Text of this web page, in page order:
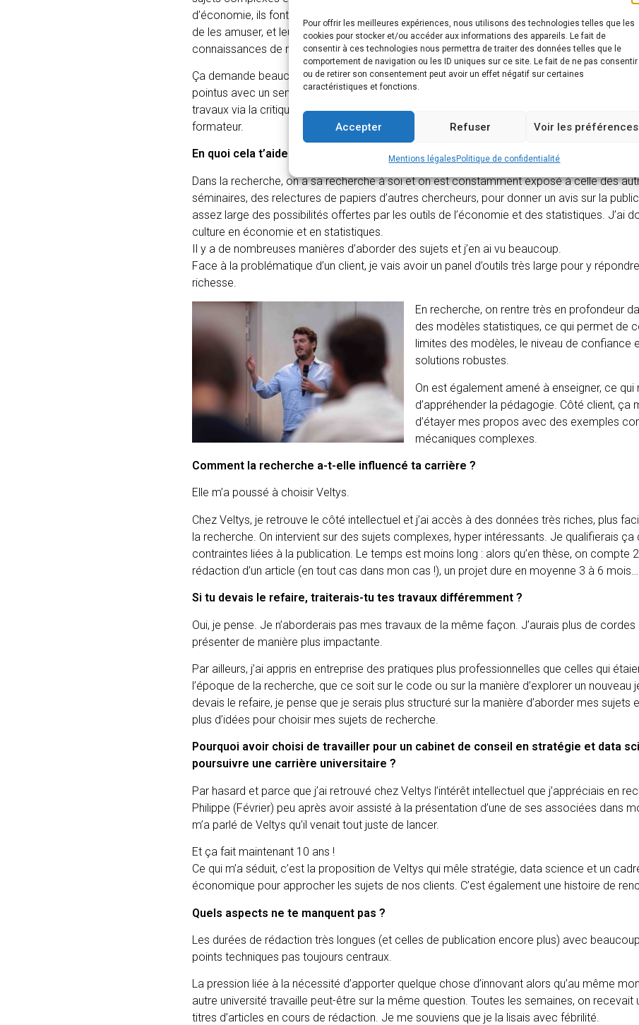
Pour offrir les meilleures expériences, nous utilisons des technologies telles que les
cookies pour stocker et/ou accéder aux informations des appareils. Le fait de
consentir à ces technologies nous permettra de traiter des données telles que le
comportement de navigation ou les ID uniques sur ce site. Le fait de ne pas consentir
ou de retirer son consentement peut avoir un effet négatif sur certaines
caractéristiques et fonctions.
Accepter Refuser Voir les préférences
Mentions légales Politique de confidentialité
d’économie, ils font de la recherche sur des champs différents, il faut donc être en
de les amuser, et leur permettre de comprendre comment notre travail contribue à
connaissances de manière significative.
Ça demande beaucoup de pédagogie et même de la combativité, car on est face à des
pointus avec un sens critique très développé et qui n’ont pas leur langue dans leur poche. Il
travaux via la critique, en présentant son travail devant 50 autres chercheurs qui sont là
formateur.
En quoi cela t’aide-t-il dans ton travail actuel ?
Dans la recherche, on a sa recherche à soi et on est constamment exposé à celle des
séminaires, des relectures de papiers d’autres chercheurs, pour donner un avis sur la
assez large des possibilités offertes par les outils de l’économie et des statistiques. J’ai
culture en économie et en statistiques.
Il y a de nombreuses manières d’aborder des sujets et j’en ai vu beaucoup.
Face à la problématique d’un client, je vais avoir un panel d’outils très large pour y
richesse.
En recherche, on rentre très en profondeur
des modèles statistiques, ce qui permet de
limites des modèles, le niveau de confiance
solutions robustes.
On est également amené à enseigner, ce qui
d’appréhender la pédagogie. Côté client, ça
d’étayer mes propos avec des exemples
mécaniques complexes.
Comment la recherche a-t-elle influencé ta carrière ?
Elle m’a poussé à choisir Veltys.
Chez Veltys, je retrouve le côté intellectuel et j’ai accès à des données très riches, plus
la recherche. On intervient sur des sujets complexes, hyper intéressants. Je qualifierais ça
contraintes liées à la publication. Le temps est moins long : alors qu’en thèse, on compte
rédaction d’un article (en tout cas dans mon cas !), un projet dure en moyenne 3 à 6 mois…
Si tu devais le refaire, traiterais-tu tes travaux différemment ?
Oui, je pense. Je n’aborderais pas mes travaux de la même façon. J’aurais plus de
présenter de manière plus impactante.
Par ailleurs, j’ai appris en entreprise des pratiques plus professionnelles que celles qui
l’époque de la recherche, que ce soit sur le code ou sur la manière d’explorer un nouveau
devais le refaire, je pense que je serais plus structuré sur la manière d’aborder mes sujets
plus d’idées pour choisir mes sujets de recherche.
Pourquoi avoir choisi de travailler pour un cabinet de conseil en stratégie et data
poursuivre une carrière universitaire ?
Par hasard et parce que j’ai retrouvé chez Veltys l’intérêt intellectuel que j’appréciais en
Philippe (Février) peu après avoir assisté à la présentation d’une de ses associées dans
m’a parlé de Veltys qu’il venait tout juste de lancer.
Et ça fait maintenant 10 ans !
Ce qui m’a séduit, c’est la proposition de Veltys qui mêle stratégie, data science et un
économique pour approcher les sujets de nos clients. C’est également une histoire de
Quels aspects ne te manquent pas ?
Les durées de rédaction très longues (et celles de publication encore plus) avec
points techniques pas toujours centraux.
La pression liée à la nécessité d’apporter quelque chose d’innovant alors qu’au même
autre université travaille peut-être sur la même question. Toutes les semaines, on recevait
titres d’articles en cours de rédaction. Je me souviens que je la lisais avec fébrilité.